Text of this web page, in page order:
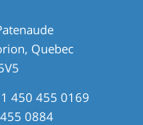
Quebec
450 455 0169
0884